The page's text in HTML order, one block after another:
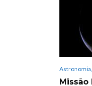
Missão